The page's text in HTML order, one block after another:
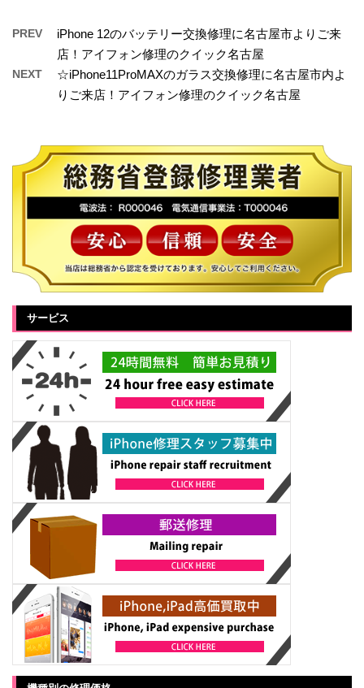
PREV
iPhone 12のバッテリー交換修理に名古屋市よりご来
店！アイフォン修理のクイック名古屋
NEXT
☆iPhone11ProMAXのガラス交換修理に名古屋市内よ
りご来店！アイフォン修理のクイック名古屋
サービス